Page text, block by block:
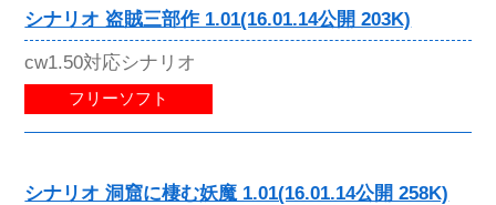
シナリオ 盗賊三部作 1.01(16.01.14公開 203K)
cw1.50対応シナリオ
フリーソフト
シナリオ 洞窟に棲む妖魔 1.01(16.01.14公開 258K)